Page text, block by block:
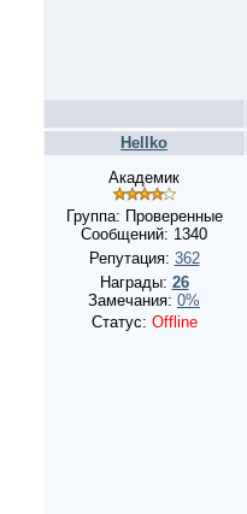
Hellko
Академик
Группа: Проверенные
Сообщений: 1340
Репутация: 362
Награды: 26
Замечания: 0%
Статус: Offline